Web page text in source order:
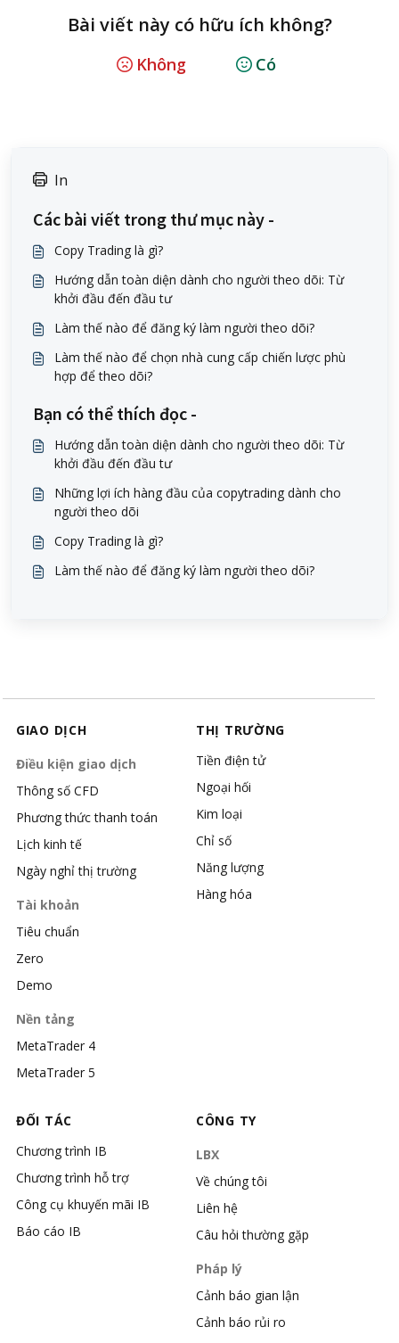
Bài viết này có hữu ích không?
Không Có
In
Các bài viết trong thư mục này -
Copy Trading là gì?
Hướng dẫn toàn diện dành cho người theo dõi: Từ
khởi đầu đến đầu tư
Làm thế nào để đăng ký làm người theo dõi?
Làm thế nào để chọn nhà cung cấp chiến lược phù
hợp để theo dõi?
Bạn có thể thích đọc -
Hướng dẫn toàn diện dành cho người theo dõi: Từ
khởi đầu đến đầu tư
Những lợi ích hàng đầu của copytrading dành cho
người theo dõi
Copy Trading là gì?
Làm thế nào để đăng ký làm người theo dõi?
GIAO DỊCH
Điều kiện giao dịch
Thông số CFD
Phương thức thanh toán
Lịch kinh tế
Ngày nghỉ thị trường
Tài khoản
Tiêu chuẩn
Zero
Demo
Nền tảng
MetaTrader 4
MetaTrader 5
THỊ TRƯỜNG
Tiền điện tử
Ngoại hối
Kim loại
Chỉ số
Năng lượng
Hàng hóa
ĐỐI TÁC
Chương trình IB
Chương trình hỗ trợ
Công cụ khuyến mãi IB
Báo cáo IB
CÔNG TY
LBX
Về chúng tôi
Liên hệ
Câu hỏi thường gặp
Pháp lý
Cảnh báo gian lận
Cảnh báo rủi ro